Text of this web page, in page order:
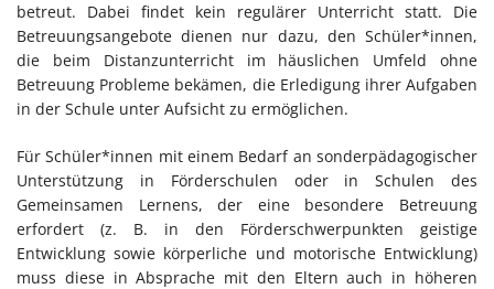
betreut. Dabei findet kein regulärer Unterricht statt. Die
Betreuungsangebote dienen nur dazu, den Schüler*innen,
die beim Distanzunterricht im häuslichen Umfeld ohne
Betreuung Probleme bekämen, die Erledigung ihrer Aufgaben
in der Schule unter Aufsicht zu ermöglichen.
Für Schüler*innen mit einem Bedarf an sonderpädagogischer
Unterstützung in Förderschulen oder in Schulen des
Gemeinsamen Lernens, der eine besondere Betreuung
erfordert (z. B. in den Förderschwerpunkten geistige
Entwicklung sowie körperliche und motorische Entwicklung)
muss diese in Absprache mit den Eltern auch in höheren